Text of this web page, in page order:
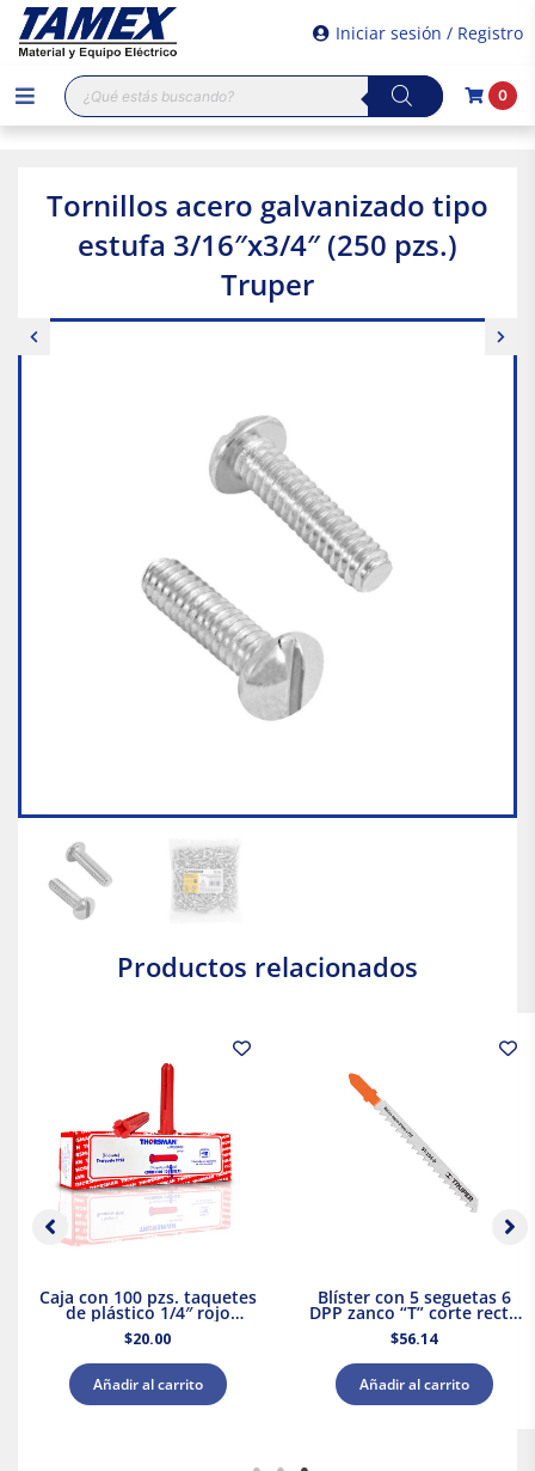
Iniciar sesión / Registro
Búsqueda
de
productos
0
Tornillos acero galvanizado tipo
estufa 3/16″x3/4″ (250 pzs.)
Truper
Productos relacionados
Caja con 100 pzs. taquetes
de plástico 1/4″ rojo
Thorsman
$20.00
Añadir al carrito
Blíster con 5 seguetas 6
DPP zanco “T” corte recto
madera Truper
$56.14
Añadir al carrito